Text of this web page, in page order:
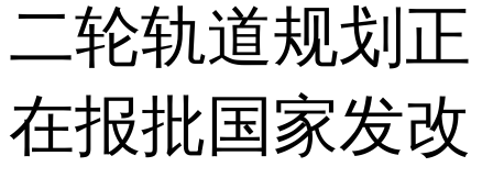
二轮轨道规划正
在报批国家发改